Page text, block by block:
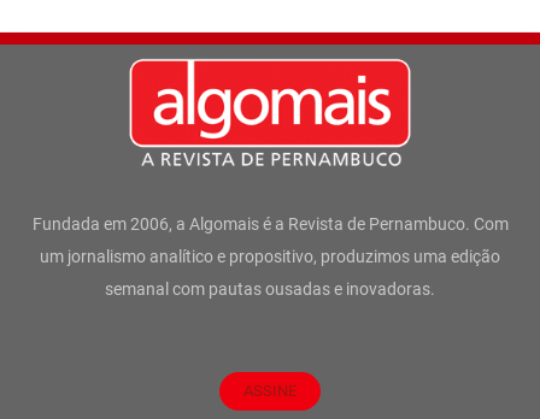
Fundada em 2006, a Algomais é a Revista de Pernambuco. Com
um jornalismo analítico e propositivo, produzimos uma edição
semanal com pautas ousadas e inovadoras.
ASSINE